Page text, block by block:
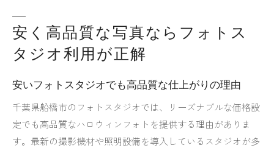
安く高品質な写真ならフォトス
タジオ利用が正解
安いフォトスタジオでも高品質な仕上がりの理由
千葉県船橋市のフォトスタジオでは、リーズナブルな価格設
定でも高品質なハロウィンフォトを提供する理由がありま
す。最新の撮影機材や照明設備を導入しているスタジオが多